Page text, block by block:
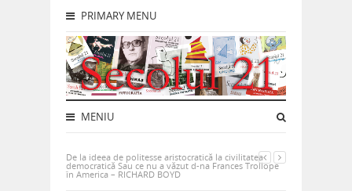
PRIMARY MENU
MENIU
De la ideea de politesse aristocratică la civilitatea
democratică Sau ce nu a văzut d-na Frances Trollope
în America – RICHARD BOYD